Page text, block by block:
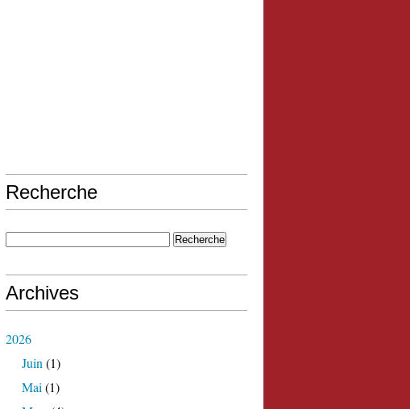
Recherche
Archives
2026
Juin (1)
Mai (1)